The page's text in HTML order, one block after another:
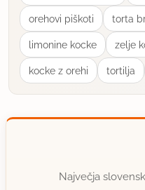
orehovi piškoti torta
limonine kocke zelje
kocke z orehi tortilja
Največja